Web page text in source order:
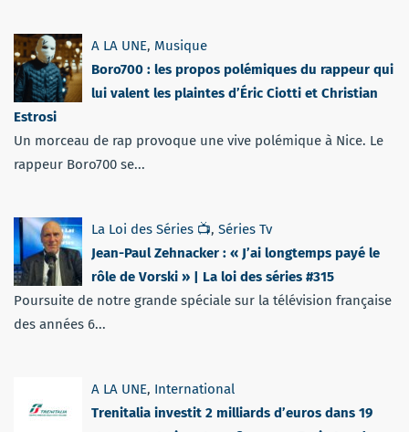
A LA UNE, Musique
Boro700 : les propos polémiques du rappeur qui
lui valent les plaintes d’Éric Ciotti et Christian
Estrosi
Un morceau de rap provoque une vive polémique à Nice. Le
rappeur Boro700 se...
La Loi des Séries 📺, Séries Tv
Jean-Paul Zehnacker : « J’ai longtemps payé le
rôle de Vorski » | La loi des séries #315
Poursuite de notre grande spéciale sur la télévision française
des années 6...
A LA UNE, International
Trenitalia investit 2 milliards d’euros dans 19